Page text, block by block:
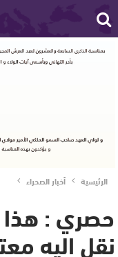
الرئيسية أخبار الصحراء
حصري :
نقل اليه